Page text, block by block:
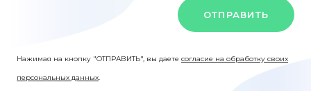
ОТПРАВИТЬ
Нажимая на кнопку "ОТПРАВИТЬ", вы даете согласие на обработку своих
персональных данных.